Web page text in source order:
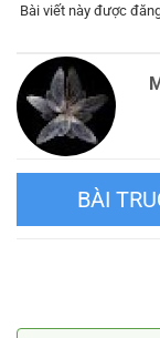
Bài viết này được